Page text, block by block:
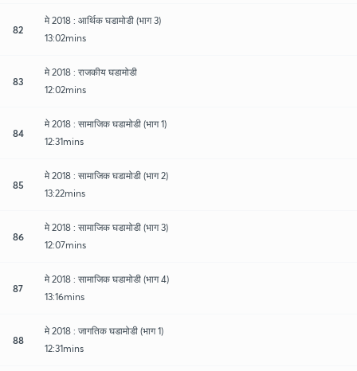
82
मे 2018 : आर्थिक घडामोडी (भाग 3)
13:02mins
83
मे 2018 : राजकीय घडामोडी
12:02mins
84
मे 2018 : सामाजिक घडामोडी (भाग 1)
12:31mins
85
मे 2018 : सामाजिक घडामोडी (भाग 2)
13:22mins
86
मे 2018 : सामाजिक घडामोडी (भाग 3)
12:07mins
87
मे 2018 : सामाजिक घडामोडी (भाग 4)
13:16mins
88
मे 2018 : जागतिक घडामोडी (भाग 1)
12:31mins